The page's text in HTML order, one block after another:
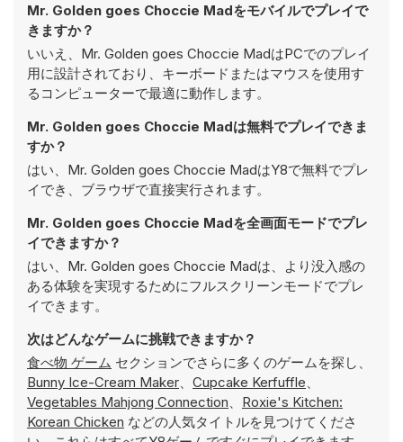
Mr. Golden goes Choccie Madをモバイルでプレイで
きますか？
いいえ、Mr. Golden goes Choccie MadはPCでのプレイ
用に設計されており、キーボードまたはマウスを使用す
るコンピューターで最適に動作します。
Mr. Golden goes Choccie Madは無料でプレイできま
すか？
はい、Mr. Golden goes Choccie MadはY8で無料でプレ
イでき、ブラウザで直接実行されます。
Mr. Golden goes Choccie Madを全画面モードでプレ
イできますか？
はい、Mr. Golden goes Choccie Madは、より没入感の
ある体験を実現するためにフルスクリーンモードでプレ
イできます。
次はどんなゲームに挑戦できますか？
食べ物 ゲーム セクションでさらに多くのゲームを探し、
Bunny Ice-Cream Maker、 Cupcake Kerfuffle、
Vegetables Mahjong Connection、 Roxie's Kitchen:
Korean Chicken などの人気タイトルを見つけてくださ